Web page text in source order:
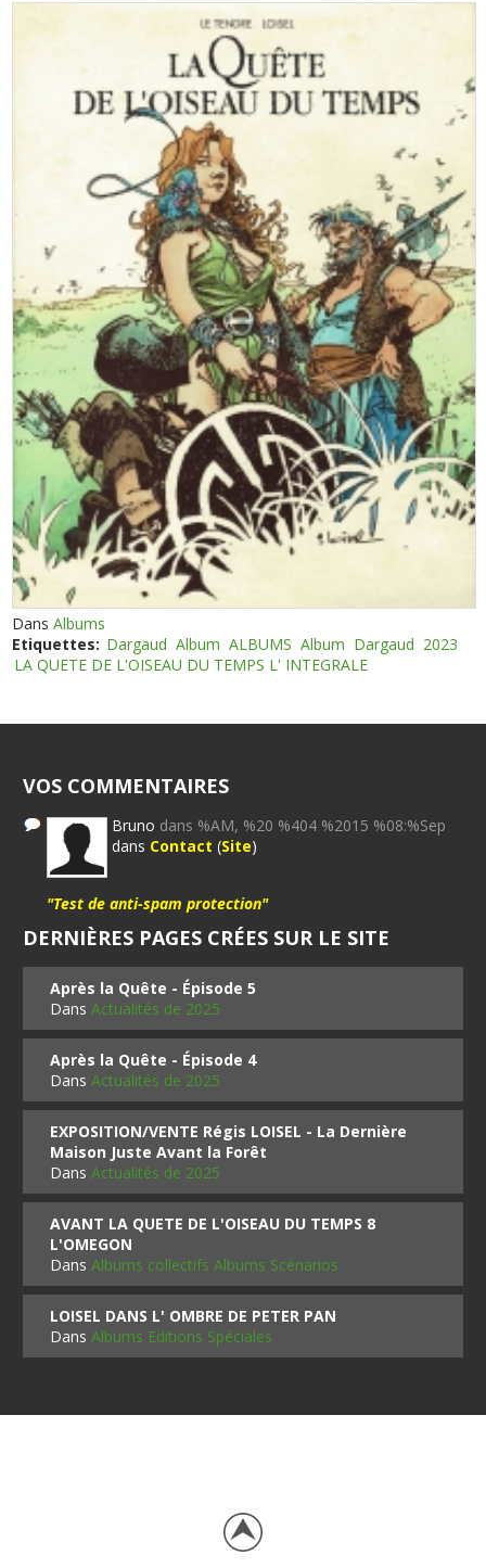
DansAlbums
Etiquettes: Dargaud Album ALBUMS Album Dargaud 2023
LA QUETE DE L'OISEAU DU TEMPS L' INTEGRALE
VOS COMMENTAIRES
Bruno dans %AM, %20 %404 %2015 %08:%Sep
dans Contact (Site)
"Test de anti-spam protection"
DERNIÈRES PAGES CRÉES SUR LE SITE
Après la Quête - Épisode 5
DansActualités de 2025
Après la Quête - Épisode 4
DansActualités de 2025
EXPOSITION/VENTE Régis LOISEL - La Dernière
Maison Juste Avant la Forêt
DansActualités de 2025
AVANT LA QUETE DE L'OISEAU DU TEMPS 8
L'OMEGON
DansAlbums collectifs Albums Scénarios
LOISEL DANS L' OMBRE DE PETER PAN
DansAlbums Editions Spéciales